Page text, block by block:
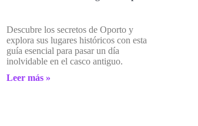
Descubre los secretos de Oporto y
explora sus lugares históricos con esta
guía esencial para pasar un día
inolvidable en el casco antiguo.
Leer más »